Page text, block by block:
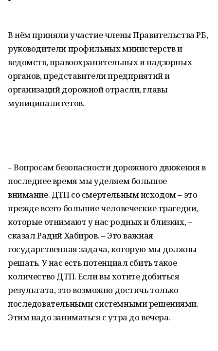
В нём приняли участие члены Правительства РБ,
руководители профильных министерств и
ведомств, правоохранительных и надзорных
органов, представители предприятий и
организаций дорожной отрасли, главы
муниципалитетов.
– Вопросам безопасности дорожного движения в
последнее время мы уделяем большое
внимание. ДТП со смертельным исходом – это
прежде всего большие человеческие трагедии,
которые отнимают у нас родных и близких, –
сказал Радий Хабиров. – Это важная
государственная задача, которую мы должны
решать. У нас есть потенциал сбить такое
количество ДТП. Если вы хотите добиться
результата, это возможно достичь только
последовательными системными решениями.
Этим надо заниматься с утра до вечера.